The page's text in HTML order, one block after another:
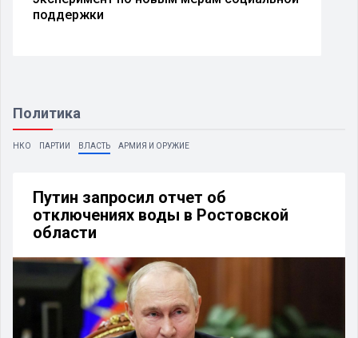
медведя
Политика
НКО ПАРТИИ ВЛАСТЬ АРМИЯ И ОРУЖИЕ
Путин запросил отчет об
отключениях воды в Ростовской
области